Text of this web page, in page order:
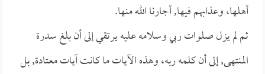
أهلها، وعذابهم فيها, أجارنا الله منها.
ثم لم يزل صلوات ربي وسلامه عليه يرتقي إلى أن بلغ سدرة
المنتهى, إلى أن كلمه ربه، وهذه الآيات ما كانت آيات معتادة, بل